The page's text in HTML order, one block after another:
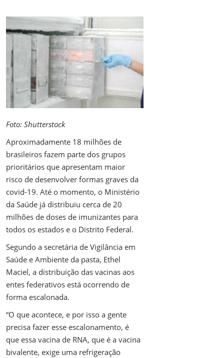
Foto: Shutterstock
Aproximadamente 18 milhões de
brasileiros fazem parte dos grupos
prioritários que apresentam maior
risco de desenvolver formas graves da
covid-19. Até o momento, o Ministério
da Saúde já distribuiu cerca de 20
milhões de doses de imunizantes para
todos os estados e o Distrito Federal.
Segundo a secretária de Vigilância em
Saúde e Ambiente da pasta, Ethel
Maciel, a distribuição das vacinas aos
entes federativos está ocorrendo de
forma escalonada.
“O que acontece, e por isso a gente
precisa fazer esse escalonamento, é
que essa vacina de RNA, que é a vacina
bivalente, exige uma refrigeração